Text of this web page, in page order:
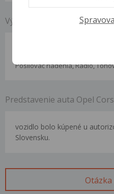
Výbava vozidla Opel Corsa
Posilovač riadenia, Rádio,
Predstavenie auta Opel
vozidlo bolo kúpené u
Slovensku.